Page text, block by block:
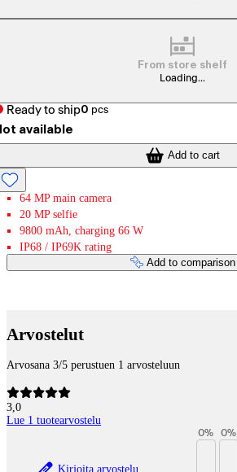
From store shelf
Loading...
Ready to ship0 pcs
available
Add to cart
64 MP main camera
20 MP selfie
9800 mAh, charging 66 W
IP68 / IP69K rating
Add to comparison
Arvostelut
Arvosana 3/5 perustuen 1 arvosteluun
3,0
Lue 1 tuotearvostelu
Kirjoita arvostelu
0% 0%